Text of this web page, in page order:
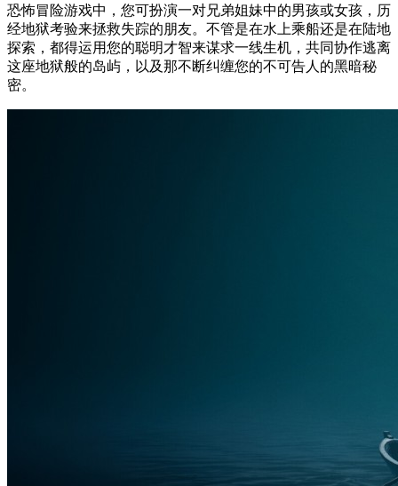
恐怖冒险游戏中，您可扮演一对兄弟姐妹中的男孩或女孩，历
经地狱考验来拯救失踪的朋友。不管是在水上乘船还是在陆地
探索，都得运用您的聪明才智来谋求一线生机，共同协作逃离
这座地狱般的岛屿，以及那不断纠缠您的不可告人的黑暗秘
密。